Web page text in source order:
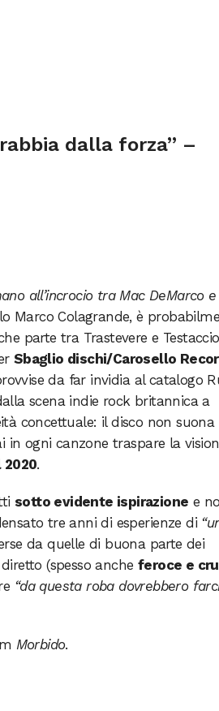
dalla forza” –
all’incrocio tra Mac DeMarco
Marco Colagrande, è
parte tra Trastevere e
Sbaglio dischi/Carosello
da far invidia al catalogo
scena indie rock britannica a
concettuale: il disco non suona
in ogni canzone traspare la
2020.
sotto evidente ispirazione e
tre anni di esperienze di
da quelle di buona parte dei
(spesso anche feroce e
“da questa roba dovrebbero
Morbido.